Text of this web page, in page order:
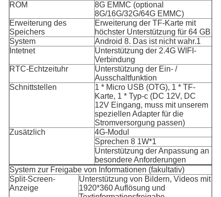
ROM
8G EMMC (optional
8G/16G/32G/64G EMMC)
Erweiterung des
Speichers
Erweiterung der TF-Karte mit
höchster Unterstützung für 64 GB
System
Android 8. Das ist nicht wahr.1
Intetnet
Unterstützung der 2.4G WIFI-
Verbindung
RTC-Echtzeituhr
Unterstützung der Ein- /
Ausschaltfunktion
Schnittstellen
1 * Micro USB (OTG), 1 * TF-
Karte, 1 * Typ-c (DC 12V, DC
12V Eingang, muss mit unserem
speziellen Adapter für die
Stromversorgung passen)
Zusätzlich
4G-Modul
Sprechen 8 1W*1
Unterstützung der Anpassung an
besondere Anforderungen
System zur Freigabe von Informationen (fakultativ)
Split-Screen-
Anzeige
Unterstützung von Bildern, Videos mit
1920*360 Auflösung und